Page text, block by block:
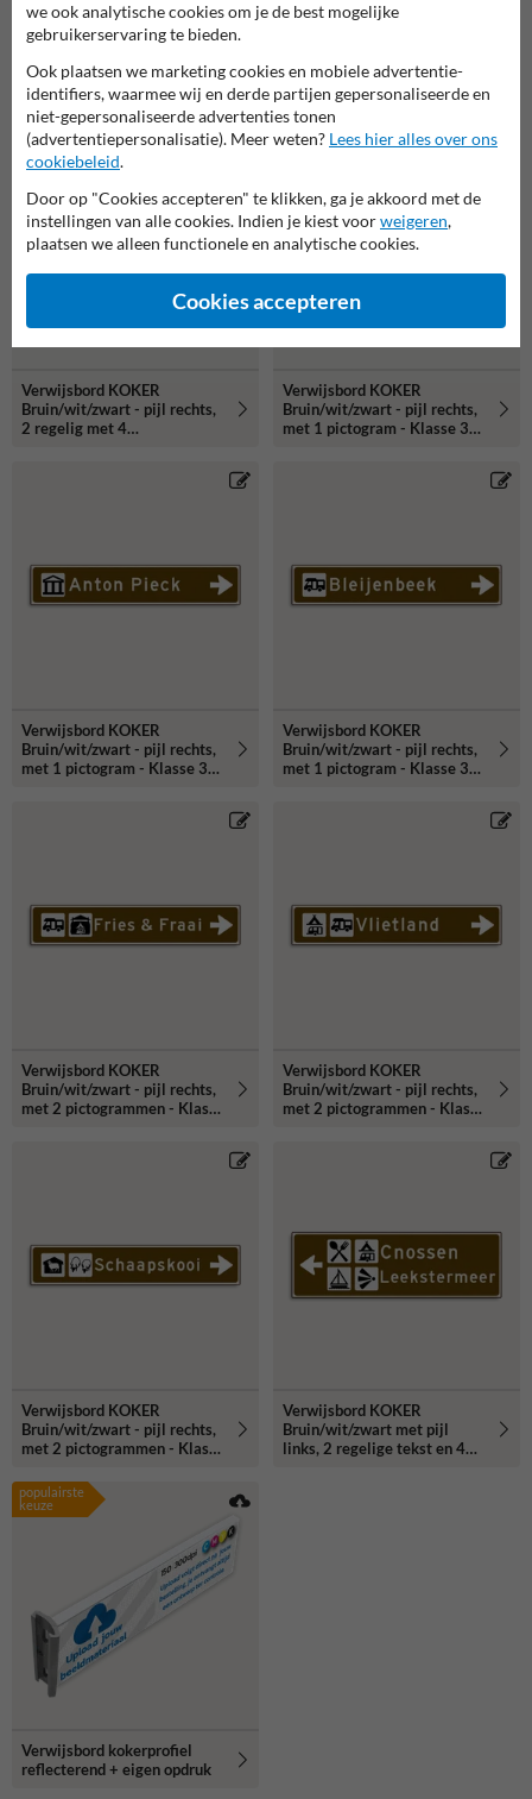
Bruin/wit/zwart - pijl rechts,
2 regelig met 3
pictogrammen - Klasse 3
reflecterend
Bruin/wit/zwart - pijl rechts,
2 regelig met 3
pictogrammen - Klasse 3
reflecterend
Verwijsbord KOKER
Bruin/wit/zwart - pijl rechts,
2 regelig met 4
Verwijsbord KOKER
Bruin/wit/zwart - pijl rechts,
met 1 pictogram - Klasse 3
Verwijsbord KOKER
Bruin/wit/zwart - pijl rechts,
met 1 pictogram - Klasse 3
Verwijsbord KOKER
Bruin/wit/zwart - pijl rechts,
met 1 pictogram - Klasse 3
Verwijsbord KOKER
Bruin/wit/zwart - pijl rechts,
met 2 pictogrammen - Klasse
Verwijsbord KOKER
Bruin/wit/zwart - pijl rechts,
met 2 pictogrammen - Klasse
Verwijsbord KOKER
Bruin/wit/zwart - pijl rechts,
met 2 pictogrammen - Klasse
Verwijsbord KOKER
Bruin/wit/zwart met pijl
links, 2 regelige tekst en 4
populairste
keuze
Verwijsbord kokerprofiel
reflecterend + eigen opdruk
we ook analytische cookies om je de best mogelijke
gebruikerservaring te bieden.
Ook plaatsen we marketing cookies en mobiele advertentie-
identifiers, waarmee wij en derde partijen gepersonaliseerde en
niet-gepersonaliseerde advertenties tonen
(advertentiepersonalisatie). Meer weten? Lees hier alles over ons
cookiebeleid.
Door op "Cookies accepteren" te klikken, ga je akkoord met de
instellingen van alle cookies. Indien je kiest voorweigeren,
plaatsen we alleen functionele en analytische cookies.
Cookies accepteren